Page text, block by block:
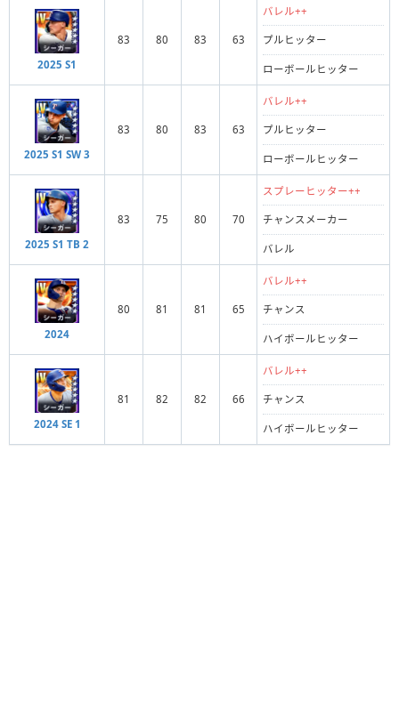
2025 S1
83 80 83 63
バレル++
プルヒッター
ローボールヒッター
2025 S1 SW 3
83 80 83 63
バレル++
プルヒッター
ローボールヒッター
2025 S1 TB 2
83 75 80 70
スプレーヒッター++
チャンスメーカー
バレル
2024
80 81 81 65
バレル++
チャンス
ハイボールヒッター
2024 SE 1
81 82 82 66
バレル++
チャンス
ハイボールヒッター